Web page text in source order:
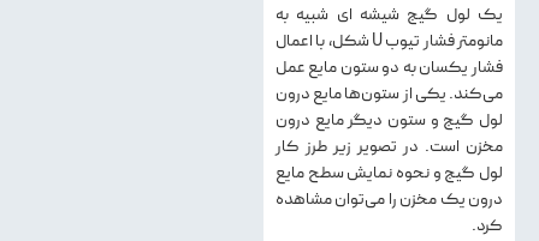
یک لول گیج شیشه ای شبیه به
مانومتر فشار تیوب U شکل، با اعمال
فشار یکسان به دو ستون مایع عمل
می‌کند. یکی از ستون‌ها مایع درون
لول گیج و ستون دیگر مایع درون
مخزن است. در تصویر زیر طرز کار
لول گیج و نحوه نمایش سطح مایع
درون یک مخزن را می‌توان مشاهده
کرد.